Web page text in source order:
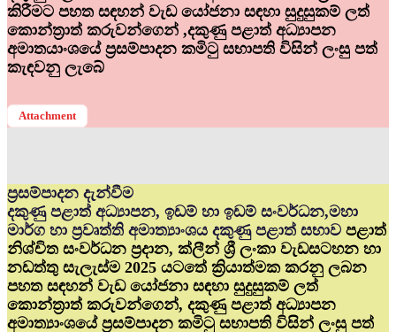
කිරීමට පහත සඳහන් වැඩ යෝජනා සඳහා සුදුසුකම් ලත්
කොන්ත්‍රාත් කරුවන්ගෙන් ,දකුණු පළාත් අධ්‍යාපන
අමාතයාංශයේ ප්‍රසම්පාදන කමිටු සභාපති විසින් ලංසු පත්
කැඳවනු ලැබේ
Attachment
ප්‍රසම්පාදන දැන්වීම
දකුණු පළාත් අධ්‍යාපන, ඉඩම් හා ඉඩම් සංවර්ධන,මහා
මාර්ග හා ප්‍රවෘත්ති අමාත්‍යාංශය දකුණු පළාත් සභාව පළාත්
නිශ්චිත සංවර්ධන ප්‍රදාන, ක්ලීන් ශ්‍රී ලංකා වැඩසටහන හා
නඩත්තු සැලැස්ම 2025 යටතේ ක්‍රියාත්මක කරනු ලබන
පහත සඳහන් වැඩ යෝජනා සඳහා සුදුසුකම් ලත්
කොන්ත්‍රාත් කරුවන්ගෙන්, දකුණු පළාත් අධ්‍යාපන
අමාත්‍යාංශයේ ප්‍රසම්පාදන කමිටු සභාපති විසින් ලංසු පත්